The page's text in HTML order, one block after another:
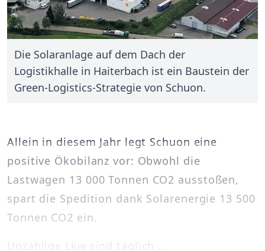
Die Solaranlage auf dem Dach der
Logistikhalle in Haiterbach ist ein Baustein der
Green-Logistics-Strategie von Schuon.
Allein in diesem Jahr legt Schuon eine
positive Ökobilanz vor: Obwohl die
Lastwagen 13 000 Tonnen CO2 ausstoßen,
spart die Spedition dank Solarenergie 13 500
Tonnen CO2 ein.
Unzählige Lkw sind täglich ...